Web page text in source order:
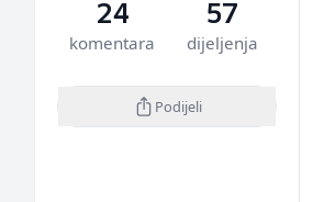
24
komentara
57
dijeljenja
Podijeli